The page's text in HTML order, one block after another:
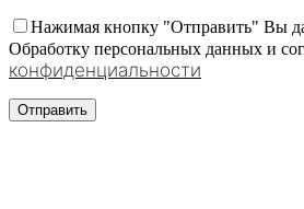
Нажимая кнопку "Отправить" Вы
Обработку персональных данных и
конфиденциальности